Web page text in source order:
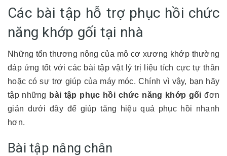
Các bài tập hỗ trợ phục hồi chức
năng khớp gối tại nhà
Những tổn thương nông của mô cơ xương khớp thường
đáp ứng tốt với các bài tập vật lý trị liệu tích cực tự thân
hoặc có sự trợ giúp của máy móc. Chính vì vậy, bạn hãy
tập những bài tập phục hồi chức năng khớp gối đơn
giản dưới đây để giúp tăng hiệu quả phục hồi nhanh
hơn.
Bài tập nâng chân